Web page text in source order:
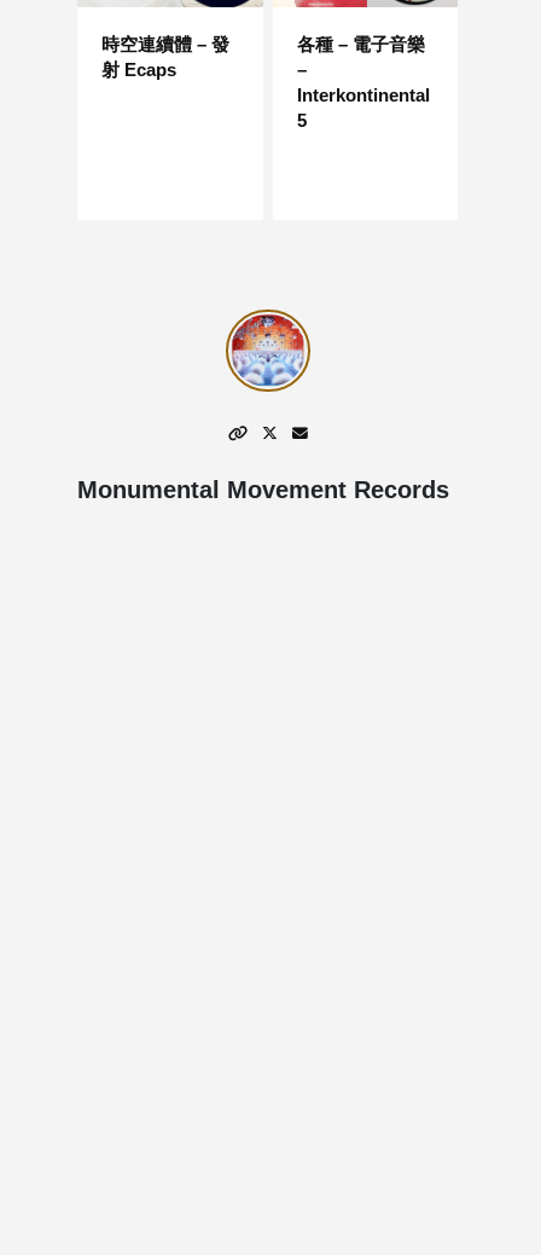
時空連續體 – 發
射 Ecaps
各種 – 電子音樂
–
Interkontinental
5
Monumental Movement Records